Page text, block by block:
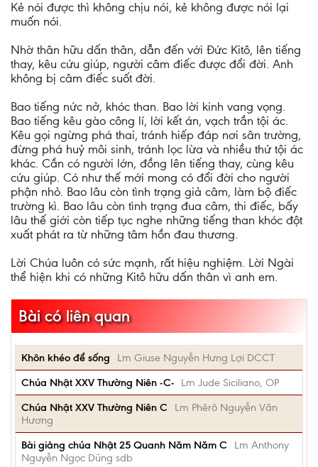
Kẻ nói được thì không chịu nói, kẻ không được nói lại
muốn nói.
Nhờ thân hữu dấn thân, dẫn đến với Đức Kitô, lên tiếng
thay, kêu cứu giúp, người câm điếc được đổi đời. Anh
không bị câm điếc suốt đời.
Bao tiếng nức nở, khóc than. Bao lời kinh vang vọng.
Bao tiếng kêu gào công lí, lời kết án, vạch trần tội ác.
Kêu gọi ngừng phá thai, tránh hiếp đáp nơi sân trường,
đừng phá huỷ môi sinh, tránh lọc lừa và nhiều thứ tội ác
khác. Cần có người lớn, đồng lên tiếng thay, cùng kêu
cứu giúp. Có như thế mới mong có đổi đời cho người
phận nhỏ. Bao lâu còn tình trạng giả câm, làm bộ điếc
trường kì. Bao lâu còn tình trạng đua câm, thi điếc, bấy
lâu thế giới còn tiếp tục nghe những tiếng than khóc đột
xuất phát ra từ những tâm hồn đau thương.
Lời Chúa luôn có sức mạnh, rất hiệu nghiệm. Lời Ngài
thể hiện khi có những Kitô hữu dấn thân vì anh em.
Bài có liên quan
Khôn khéo để sống
Lm Giuse Nguyễn Hưng Lợi DCCT
Chúa Nhật XXV Thường Niên -C-
Lm Jude Siciliano, OP
Chúa Nhật XXV Thường Niên C
Lm Phêrô Nguyễn Văn
Hương
Bài giảng chúa Nhật 25 Quanh Năm Năm C
Lm Anthony
Nguyễn Ngọc Dũng sdb